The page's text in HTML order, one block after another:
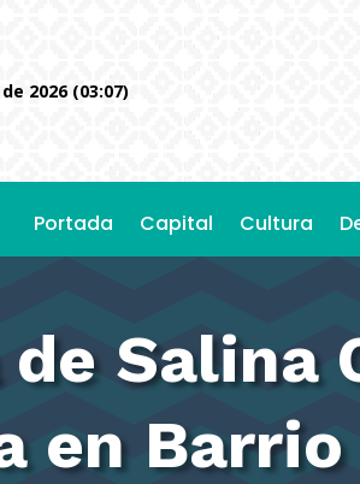
2026 (03:07)
Portada Capital Cultura
de Salina
en